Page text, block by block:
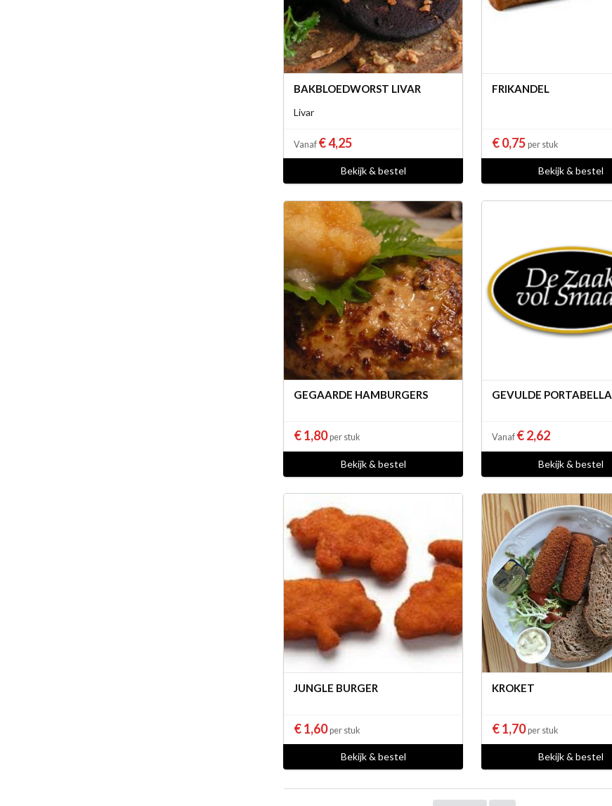
BAKBLOEDWORST LIVAR
Livar
Vanaf € 4,25
Bekijk & bestel
FRIKANDEL
€ 0,75 per stuk
Bekijk & bestel
GEGAARDE HAMBURGERS
€ 1,80per stuk
Bekijk & bestel
GEVULDE PORTABELLA
Vanaf € 2,62
Bekijk & bestel
JUNGLE BURGER
€ 1,60per stuk
Bekijk & bestel
KROKET
€ 1,70per stuk
Bekijk & bestel